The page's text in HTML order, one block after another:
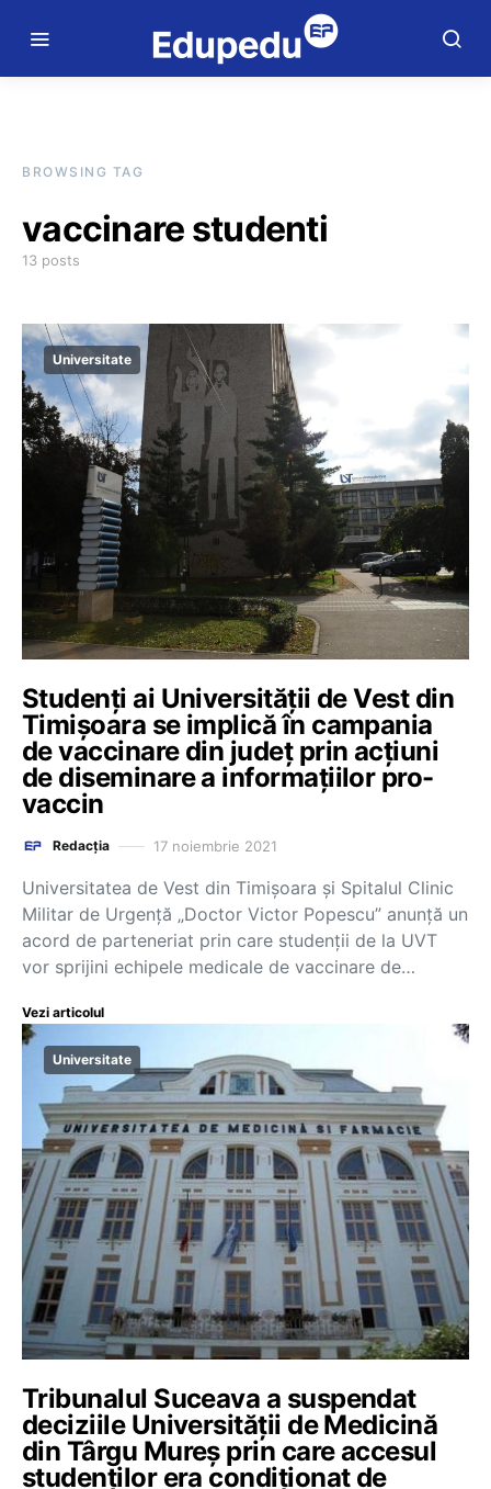
BROWSING TAG
vaccinare studenti
13 posts
Universitate
Studenți ai Universității de Vest din
Timișoara se implică în campania
de vaccinare din județ prin acțiuni
de diseminare a informațiilor pro-
vaccin
Redacția 17 noiembrie 2021
Universitatea de Vest din Timișoara și Spitalul Clinic
Militar de Urgență „Doctor Victor Popescu” anunță un
acord de parteneriat prin care studenții de la UVT
vor sprijini echipele medicale de vaccinare de…
Vezi articolul
Universitate
Tribunalul Suceava a suspendat
deciziile Universității de Medicină
din Târgu Mureș prin care accesul
studenților era condiționat de